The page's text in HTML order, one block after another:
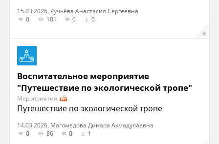
15.03.2026, Ручьёва Анастасия Сергеевна
0
101 0 0
Воспитательное мероприятие
"Путешествие по экологической тропе"
Мероприятия
Путешествие по экологической тропе
14.03.2026, Магомедова Динара Ахмадулаевна
0
86 0 1